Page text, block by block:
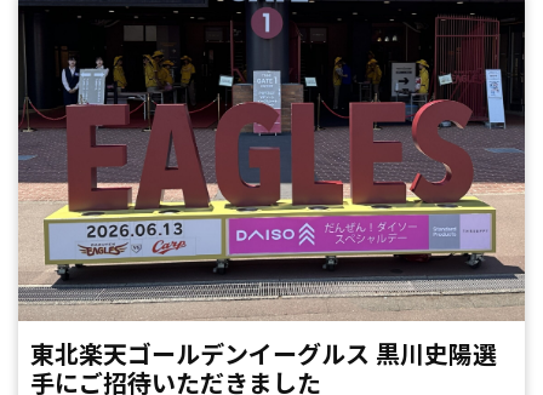
東北楽天ゴールデンイーグルス 黒川史陽選
手にご招待いただきました